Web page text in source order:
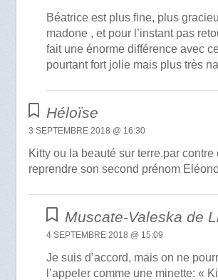
Béatrice est plus fine, plus
madone , et pour l’instant pas
fait une énorme différence avec
pourtant fort jolie mais plus très
Héloïse
3 SEPTEMBRE 2018 @ 16:30
Kitty ou la beauté sur terre.par contre
reprendre son second prénom
Muscate-Valeska de
4 SEPTEMBRE 2018 @ 15:09
Je suis d’accord, mais on ne
l’appeler comme une minette: «